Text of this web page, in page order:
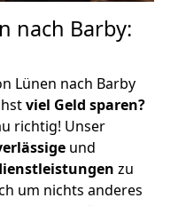
nach Barby:
Lünen nach Barby
viel Geld sparen?
richtig! Unser
und
zu
um nichts anderes